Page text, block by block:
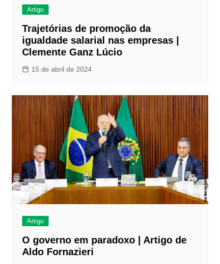
Artigo
Trajetórias de promoção da
igualdade salarial nas empresas |
Clemente Ganz Lúcio
15 de abril de 2024
Artigo
O governo em paradoxo | Artigo de
Aldo Fornazieri